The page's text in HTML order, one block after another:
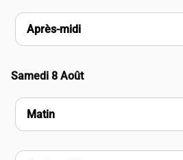
Après-midi
Samedi 8 Août
Matin